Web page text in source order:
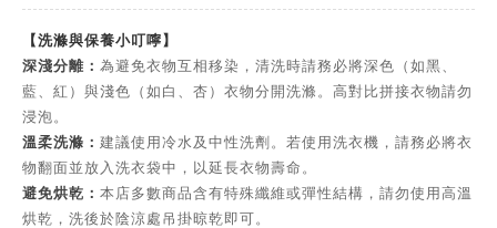
【洗滌與保養小叮嚀】
深淺分離： 為避免衣物互相移染，清洗時請務必將深色（如黑、
藍、紅）與淺色（如白、杏）衣物分開洗滌。高對比拼接衣物請勿
浸泡。
溫柔洗滌： 建議使用冷水及中性洗劑。若使用洗衣機，請務必將衣
物翻面並放入洗衣袋中，以延長衣物壽命。
避免烘乾： 本店多數商品含有特殊纖維或彈性結構，請勿使用高溫
烘乾，洗後於陰涼處吊掛晾乾即可。